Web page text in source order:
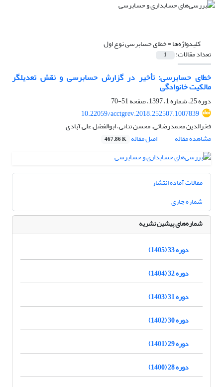
کلیدواژه‌ها =خطای حسابرسی نوع اول
تعداد مقالات: 1
خطای حسابرسی: تأخیر در گزارش حسابرسی و نقش تعدیل‎گر
مالکیت خانوادگی
دوره 25، شماره 1، 1397، صفحه
51-70
10.22059/acctgrev.2018.252507.1007839
فخرالدین محمدرضائی، محسن تنانی، ابوالفضل علی آبادی
مشاهده مقاله
اصل مقاله 467.86 K
مقالات آماده انتشار
شماره جاری
شماره‌های پیشین نشریه
دوره 33 (1405)
دوره 32 (1404)
دوره 31 (1403)
دوره 30 (1402)
دوره 29 (1401)
دوره 28 (1400)